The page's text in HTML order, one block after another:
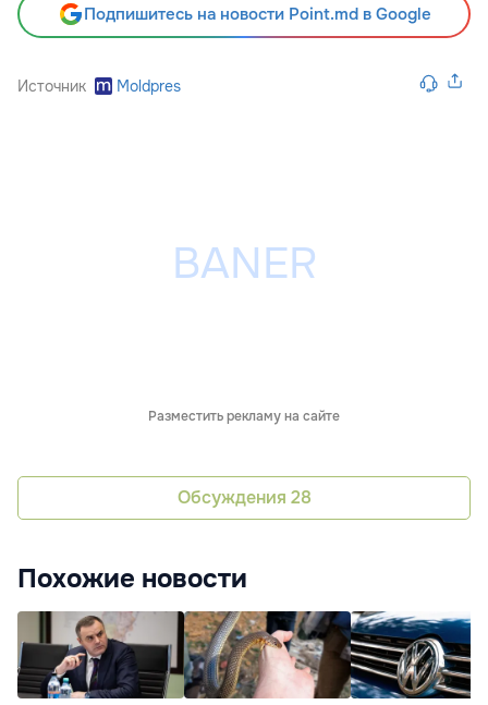
Подпишитесь на новости Point.md в Google
Источник Moldpres
Разместить рекламу на сайте
Обсуждения 28
Похожие новости